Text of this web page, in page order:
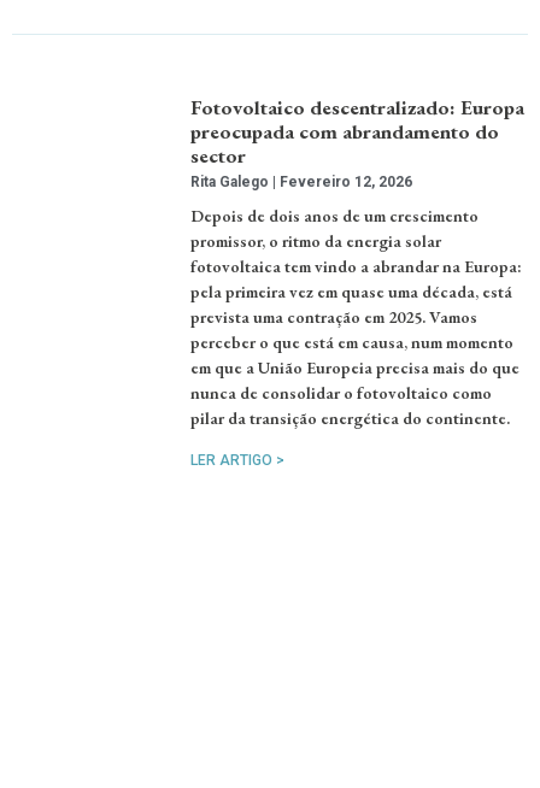
Fotovoltaico descentralizado: Europa
preocupada com abrandamento do
sector
Rita Galego Fevereiro 12, 2026
Depois de dois anos de um crescimento
promissor, o ritmo da energia solar
fotovoltaica tem vindo a abrandar na Europa:
pela primeira vez em quase uma década, está
prevista uma contração em 2025. Vamos
perceber o que está em causa, num momento
em que a União Europeia precisa mais do que
nunca de consolidar o fotovoltaico como
pilar da transição energética do continente.
LER ARTIGO >